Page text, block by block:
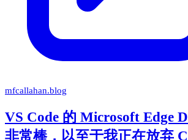
mfcallahan.blog
VS Code 的 Microsoft Edge
非常棒，以至于我正在放弃